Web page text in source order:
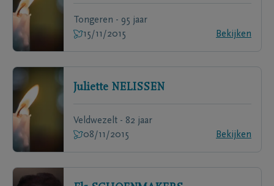
Tongeren - 95 jaar
15/11/2015
Bekijken
Juliette NELISSEN
Veldwezelt - 82 jaar
08/11/2015
Bekijken